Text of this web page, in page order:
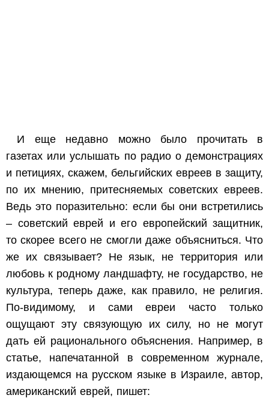
И еще недавно можно было прочитать в
газетах или услышать по радио о демонстрациях
и петициях, скажем, бельгийских евреев в защиту,
по их мнению, притесняемых советских евреев.
Ведь это поразительно: если бы они встретились
– советский еврей и его европейский защитник,
то скорее всего не смогли даже объясниться. Что
же их связывает? Не язык, не территория или
любовь к родному ландшафту, не государство, не
культура, теперь даже, как правило, не религия.
По-видимому, и сами евреи часто только
ощущают эту связующую их силу, но не могут
дать ей рационального объяснения. Например, в
статье, напечатанной в современном журнале,
издающемся на русском языке в Израиле, автор,
американский еврей, пишет: